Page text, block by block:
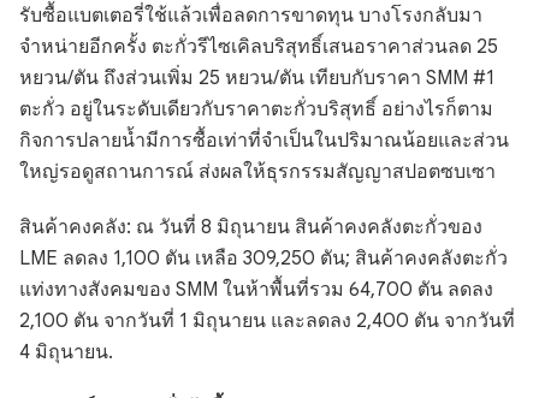
รับซื้อแบตเตอรี่ใช้แล้วเพื่อลดการขาดทุน บางโรงกลับมา
จำหน่ายอีกครั้ง ตะกั่วรีไซเคิลบริสุทธิ์เสนอราคาส่วนลด 25
หยวน/ตัน ถึงส่วนเพิ่ม 25 หยวน/ตัน เทียบกับราคา SMM #1
ตะกั่ว อยู่ในระดับเดียวกับราคาตะกั่วบริสุทธิ์ อย่างไรก็ตาม
กิจการปลายน้ำมีการซื้อเท่าที่จำเป็นในปริมาณน้อยและส่วน
ใหญ่รอดูสถานการณ์ ส่งผลให้ธุรกรรมสัญญาสปอตซบเซา
สินค้าคงคลัง: ณ วันที่ 8 มิถุนายน สินค้าคงคลังตะกั่วของ
LME ลดลง 1,100 ตัน เหลือ 309,250 ตัน; สินค้าคงคลังตะกั่ว
แท่งทางสังคมของ SMM ในห้าพื้นที่รวม 64,700 ตัน ลดลง
2,100 ตัน จากวันที่ 1 มิถุนายน และลดลง 2,400 ตัน จากวันที่
4 มิถุนายน.